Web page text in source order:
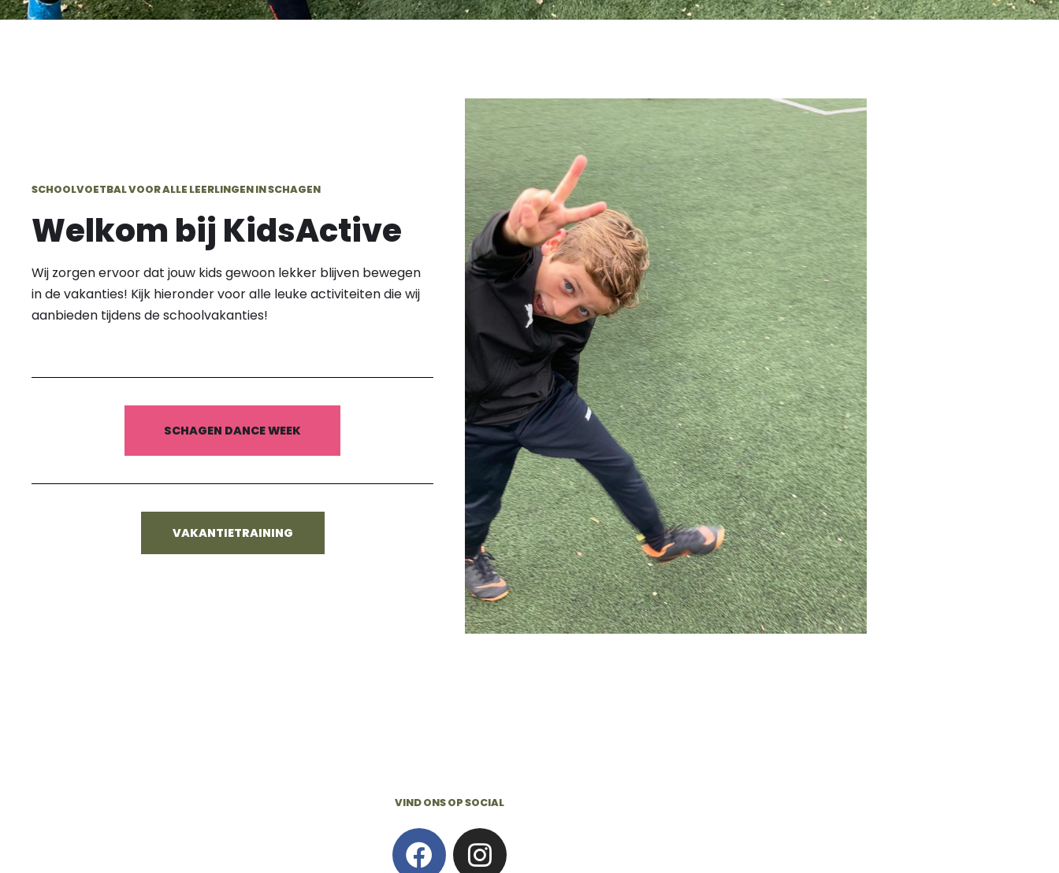
SCHOOLVOETBAL VOOR ALLE LEERLINGEN IN SCHAGEN
Welkom bij KidsActive
Wij zorgen ervoor dat jouw kids gewoon lekker blijven bewegen
in de vakanties! Kijk hieronder voor alle leuke activiteiten die wij
aanbieden tijdens de schoolvakanties!
SCHAGEN DANCE WEEK
VAKANTIETRAINING
VIND ONS OP SOCIAL